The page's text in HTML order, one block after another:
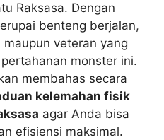
Raksasa. Dengan
benteng berjalan,
veteran yang
monster ini.
membahas secara
kelemahan fisik
agar Anda bisa
efisiensi maksimal.